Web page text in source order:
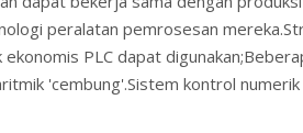
peralatan pemrosesan
PLC dapat
'cembung'.Sistem kontrol